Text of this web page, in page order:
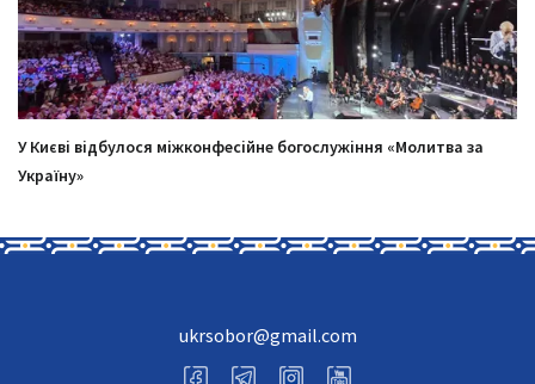
У Києві відбулося міжконфесійне богослужіння «Молитва за
Україну»
ukrsobor@gmail.com